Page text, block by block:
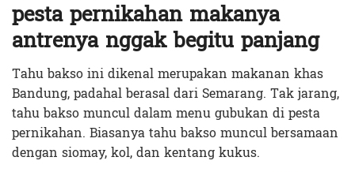
pesta pernikahan makanya
antrenya nggak begitu panjang
Tahu bakso ini dikenal merupakan makanan khas
Bandung, padahal berasal dari Semarang. Tak jarang,
tahu bakso muncul dalam menu gubukan di pesta
pernikahan. Biasanya tahu bakso muncul bersamaan
dengan siomay, kol, dan kentang kukus.